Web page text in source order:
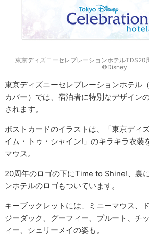
東京ディズニーセレブレーションホテルTDS20
©Disney
東京ディズニーセレブレーションホテル
カバー）では、宿泊者に特別なデザイン
されます。
ポストカードのイラストは、「東京ディ
イム・トゥ・シャイン!」のキラキラ衣装
マウス。
20周年のロゴの下にTime to Shine!、裏
ンホテルのロゴもついています。
キーブックレットには、ミニーマウス、
ジーダック、グーフィー、プルート、チ
ィー、シェリーメイの姿も。